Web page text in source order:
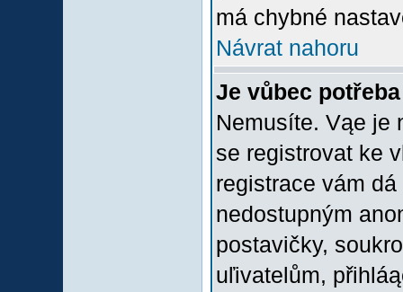
má chybné
Návrat nahoru
Je vůbec
Nemusíte. Vąe je
se registrovat ke
registrace vám
nedostupným
postavičky,
uľivatelům,